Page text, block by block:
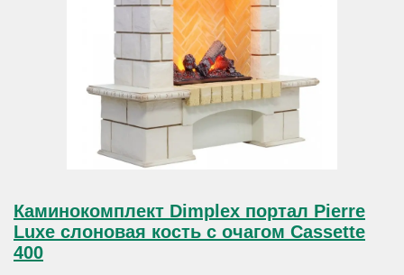
Каминокомплект Dimplex портал Pierre
Luxe слоновая кость с очагом Cassette
400